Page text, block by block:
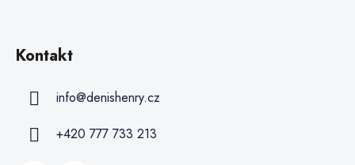
Kontakt
info@denishenry.cz
+420 777 733 213